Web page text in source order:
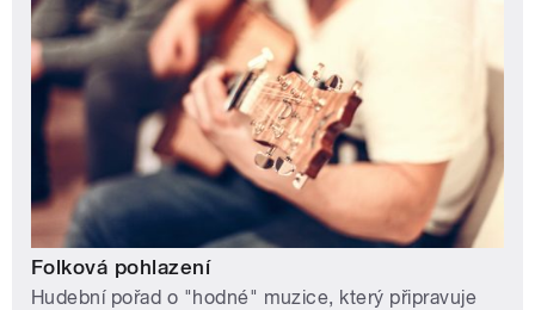
Folková pohlazení
Hudební pořad o "hodné" muzice, který připravuje